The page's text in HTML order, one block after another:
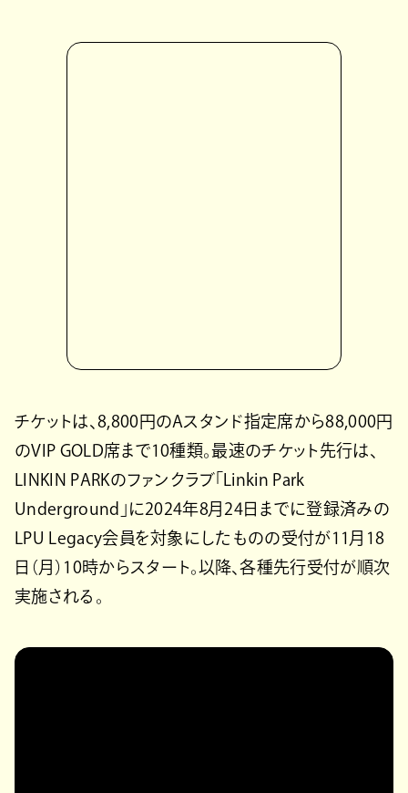
チケットは、8,800円のAスタンド指定席から88,000円
のVIP GOLD席まで10種類。最速のチケット先行は、
LINKIN PARKのファンクラブ「Linkin Park
Underground」に2024年8月24日までに登録済みの
LPU Legacy会員を対象にしたものの受付が11月18
日（月）10時からスタート。以降、各種先行受付が順次
実施される。